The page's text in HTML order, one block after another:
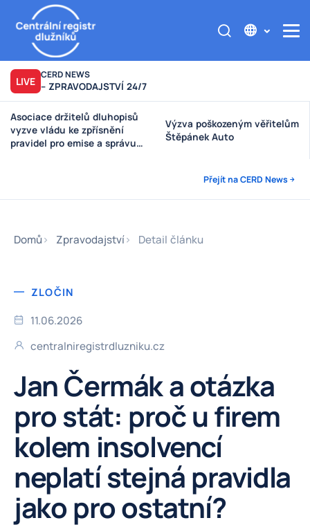
LIVE CERD NEWS
– ZPRAVODAJSTVÍ 24/7
Asociace držitelů dluhopisů
vyzve vládu ke zpřísnění
pravidel pro emise a správu
Výzva poškozeným věřitelům
Štěpánek Auto
Přejít na CERD News
Domů Zpravodajství Detail článku
ZLOČIN
11.06.2026
centralniregistrdluzniku.cz
Jan Čermák a otázka
pro stát: proč u firem
kolem insolvencí
neplatí stejná pravidla
jako pro ostatní?